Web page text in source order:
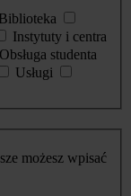
Biblioteka
Instytuty i centra
Obsługa studenta
Usługi
możesz wpisać